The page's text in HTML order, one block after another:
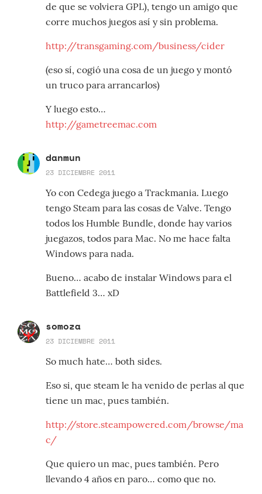
de que se volviera GPL), tengo un amigo que
corre muchos juegos así y sin problema.
http://transgaming.com/business/cider
(eso sí, cogió una cosa de un juego y montó
un truco para arrancarlos)
Y luego esto…
http://gametreemac.com
danmun
23 DICIEMBRE 2011
Yo con Cedega juego a Trackmania. Luego
tengo Steam para las cosas de Valve. Tengo
todos los Humble Bundle, donde hay varios
juegazos, todos para Mac. No me hace falta
Windows para nada.
Bueno… acabo de instalar Windows para el
Battlefield 3… xD
somoza
23 DICIEMBRE 2011
So much hate… both sides.
Eso si, que steam le ha venido de perlas al que
tiene un mac, pues también.
http://store.steampowered.com/browse/ma
c/
Que quiero un mac, pues también. Pero
llevando 4 años en paro… como que no.